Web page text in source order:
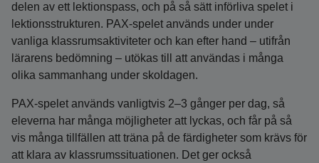
delen av ett lektionspass, och på så sätt införliva spelet i
lektionsstrukturen. PAX-spelet används under under
vanliga klassrumsaktiviteter och kan efter hand – utifrån
lärarens bedömning – utökas till att användas i många
olika sammanhang under skoldagen.
PAX-spelet används vanligtvis 2–3 gånger per dag, så
eleverna har många möjligheter att lyckas, och får på så
vis många tillfällen att träna på de färdigheter som krävs för
att klara av klassrumssituationen. Det ger också